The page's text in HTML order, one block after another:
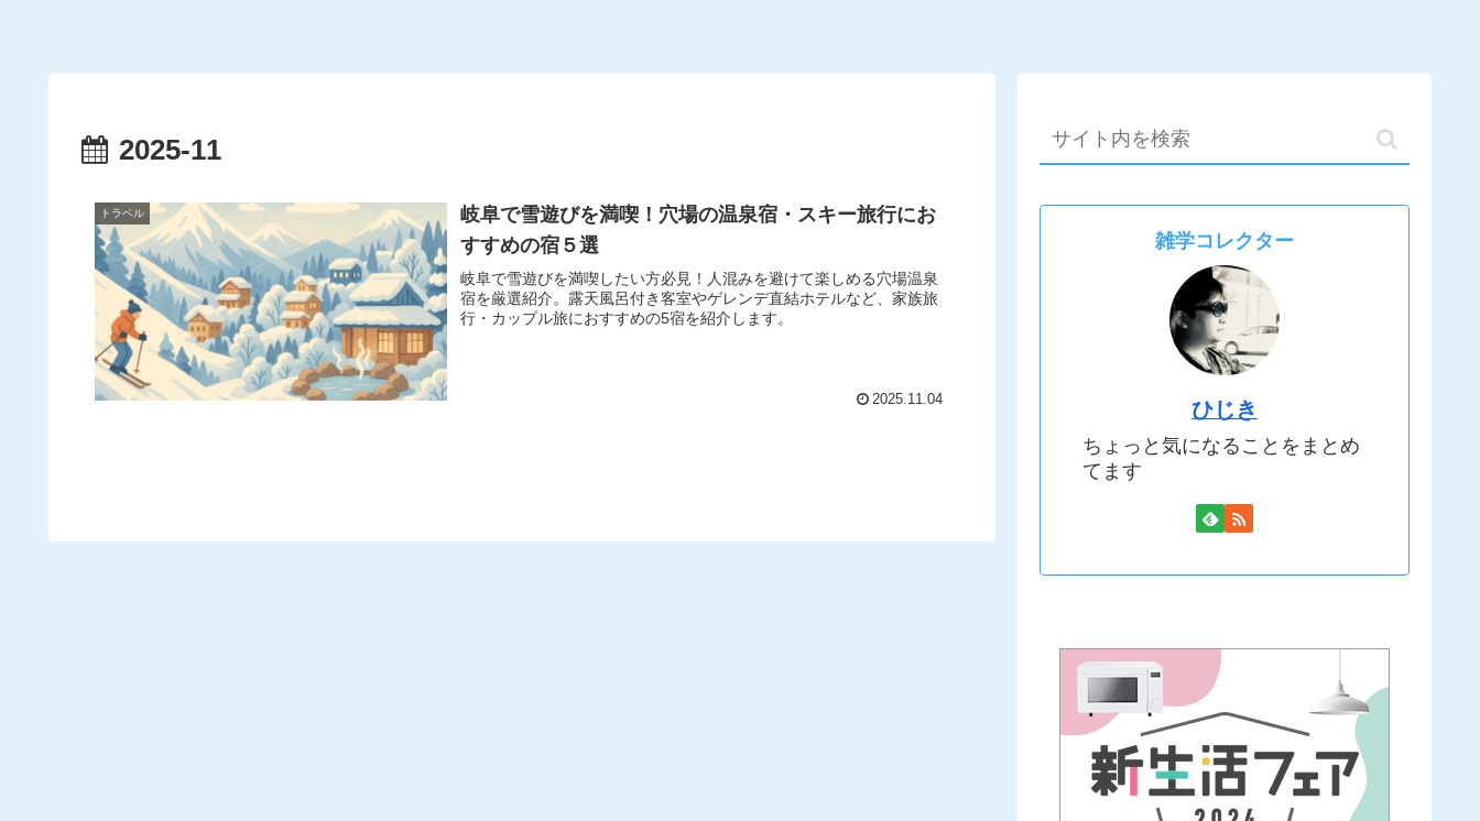
2025-11
トラベル
岐阜で雪遊びを満喫！穴場の温泉宿・スキー旅行にお
すすめの宿５選
岐阜で雪遊びを満喫したい方必見！人混みを避けて楽しめる穴場温泉
宿を厳選紹介。露天風呂付き客室やゲレンデ直結ホテルなど、家族旅
行・カップル旅におすすめの5宿を紹介します。
2025.11.04
雑学コレクター
ひじき
ちょっと気になることをまとめ
てます